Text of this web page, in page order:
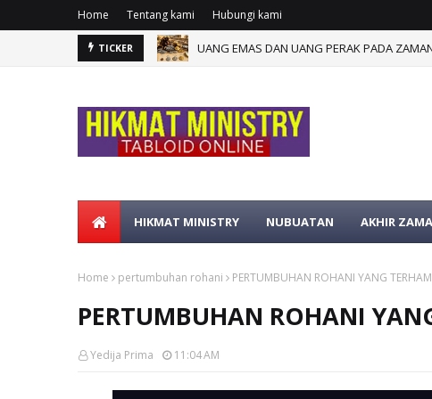
Home Tentang kami Hubungi kami
TICKER UANG EMAS DAN UANG PERAK PADA
HIKMAT MINISTRY NUBUATAN AKHIR
Home pertumbuhan rohani PERTUMBUHAN ROHANI YANG
PERTUMBUHAN ROHANI
Yedija Prima 11:04 AM